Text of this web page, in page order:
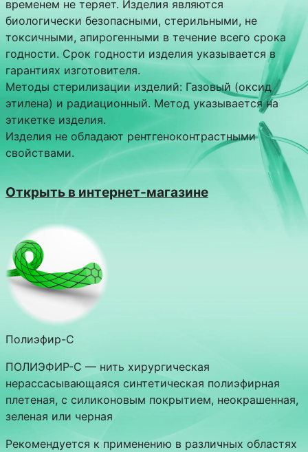
временем не теряет. Изделия являются
биологически безопасными, стерильными, не
токсичными, апирогенными в течение всего срока
годности. Срок годности изделия указывается в
гарантиях изготовителя.
Методы стерилизации изделий: Газовый (оксид
этилена) и радиационный. Метод указывается на
этикетке изделия.
Изделия не обладают рентгеноконтрастными
свойствами.
Открыть в интернет-магазине
Полиэфир-С
ПОЛИЭФИР-С — нить хирургическая
нерассасывающаяся синтетическая полиэфирная
плетеная, с силиконовым покрытием, неокрашенная,
зеленая или черная
Рекомендуется к применению в различных областях